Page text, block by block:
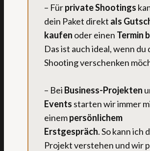
– Fürprivate Shootings
dein Paket direkt als
kaufen oder einen Termin
Das ist auch ideal, wenn du
Shooting verschenken
– Bei Business-Projekten
Events starten wir immer
einempersönlichem
Erstgespräch. So kann ich
Projekt verstehen und wir